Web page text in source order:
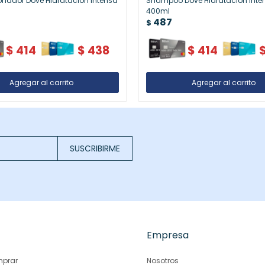
$ 414 $ 438
400ml
$ 487
$ 414
SUSCRIBIRME
Empresa
Nosotros